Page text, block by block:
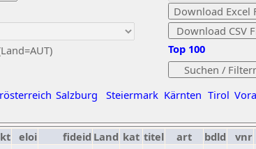
Salzburg Steiermark Kärnten Tirol
Top 100
eloi fideid Land kat titel art bdld vnr